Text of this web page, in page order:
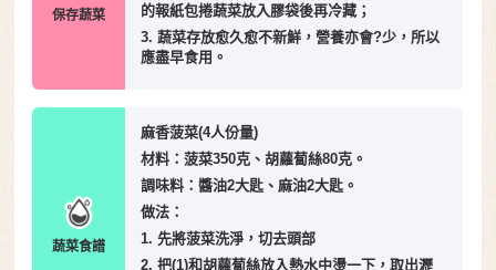
保存蔬菜
的報紙包捲蔬菜放入膠袋後再冷藏；
3. 蔬菜存放愈久愈不新鮮，營養亦會?少，所以
應盡早食用。
蔬菜食譜
麻香菠菜(4人份量)
材料：菠菜350克、胡蘿蔔絲80克。
調味料：醬油2大匙、麻油2大匙。
做法：
1. 先將菠菜洗淨，切去頭部
2. 把(1)和胡蘿蔔絲放入熱水中燙一下，取出瀝